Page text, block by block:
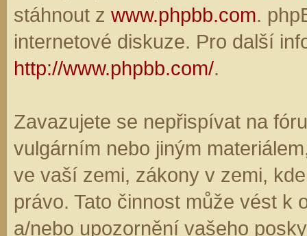
stáhnout z www.phpbb.com.
internetové diskuze. Pro další
http://www.phpbb.com/.
Zavazujete se nepřispívat na
vulgárním nebo jiným
ve vaší zemi, zákony v zemi,
právo. Tato činnost může vést k
a/nebo upozornění vašeho